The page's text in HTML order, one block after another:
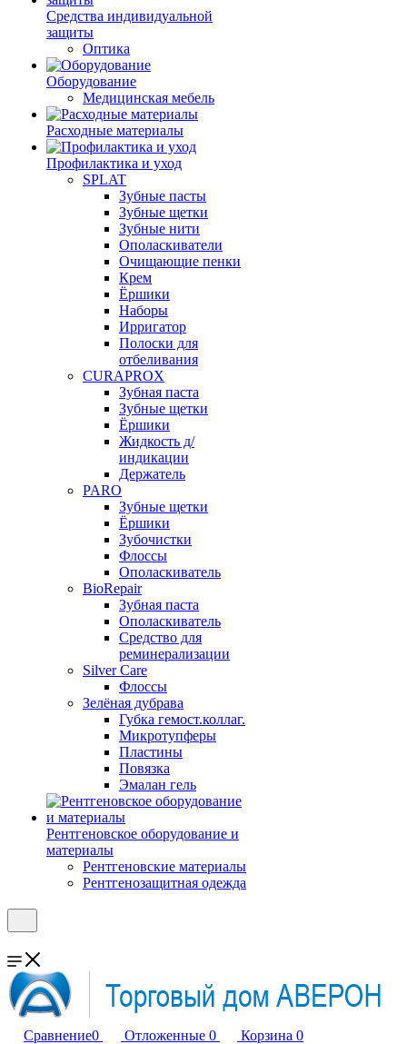
Средства индивидуальной
защиты
Оптика
Оборудование
Медицинская мебель
Расходные материалы
Профилактика и уход
SPLAT
Зубные пасты
Зубные щетки
Зубные нити
Ополаскиватели
Очищающие пенки
Крем
Ёршики
Наборы
Ирригатор
Полоски для
отбеливания
CURAPROX
Зубная паста
Зубные щетки
Ёршики
Жидкость д/
индикации
Держатель
PARO
Зубные щетки
Ёршики
Зубочистки
Флоссы
Ополаскиватель
BioRepair
Зубная паста
Ополаскиватель
Средство для
реминерализации
Silver Care
Флоссы
Зелёная дубрава
Губка гемост.коллаг.
Микротупферы
Пластины
Повязка
Эмалан гель
Рентгеновское оборудование и
материалы
Рентгеновские материалы
Рентгенозащитная одежда
Сравнение0 Отложенные 0 Корзина 0